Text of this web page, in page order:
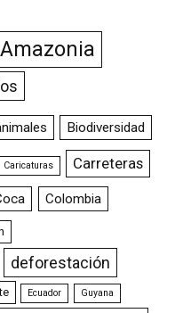
Amazonia
Biodiversidad
Caricaturas Carreteras
Colombia
deforestación
Ecuador Guyana